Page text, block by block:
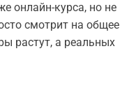
онлайн-курса, но не
смотрит на общее
растут, а реальных